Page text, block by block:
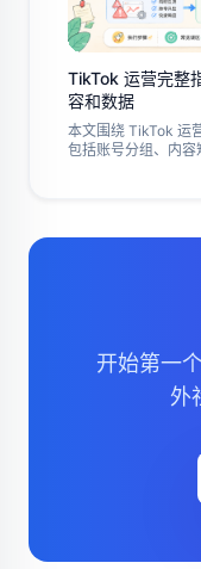
TikTok 运营完整
容和数据
本文围绕 TikTok 运
包括账号分组、内
开始第一
外